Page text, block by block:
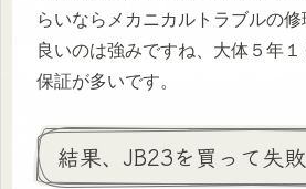
らいならメカニカルトラブルの
良いのは強みですね、大体５年
保証が多いです。
結果、JB23を買って失